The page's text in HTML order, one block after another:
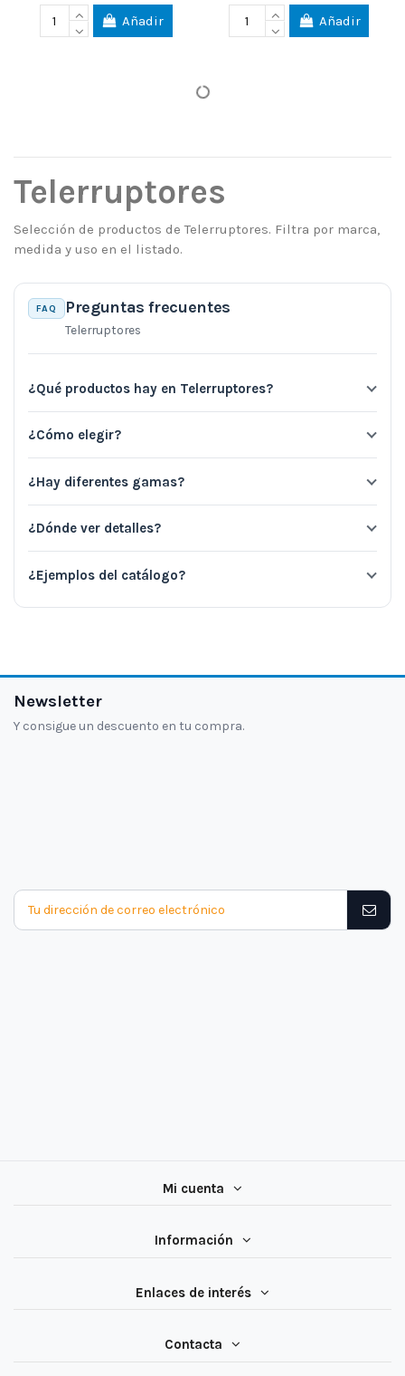
Añadir Añadir
Telerruptores
Selección de productos de Telerruptores. Filtra por marca,
medida y uso en el listado.
FAQ Preguntas frecuentes
Telerruptores
¿Qué productos hay en Telerruptores?
¿Cómo elegir?
¿Hay diferentes gamas?
¿Dónde ver detalles?
¿Ejemplos del catálogo?
Newsletter
Y consigue un descuento en tu compra.
Mi cuenta
Información
Enlaces de interés
Contacta